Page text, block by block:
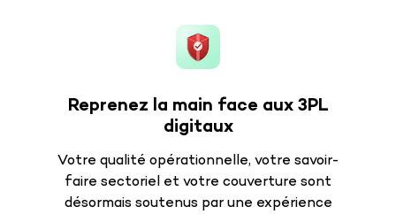
Reprenez la main face aux 3PL
digitaux
Votre qualité opérationnelle, votre savoir-
faire sectoriel et votre couverture sont
désormais soutenus par une expérience